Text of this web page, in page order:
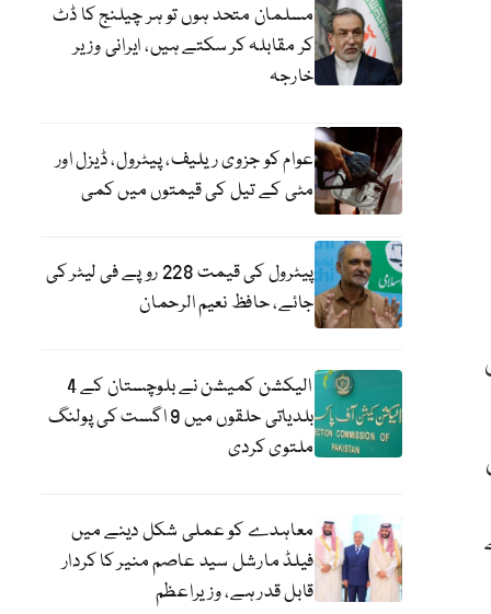
مسلمان متحد ہوں تو ہر چیلنج کا ڈٹ
کر مقابلہ کر سکتے ہیں، ایرانی وزیر
خارجہ
عوام کو جزوی ریلیف، پیٹرول، ڈیزل اور
مٹی کے تیل کی قیمتوں میں کمی
پیٹرول کی قیمت 228 روپے فی لیٹر کی
جائے، حافظ نعیم الرحمان
الیکشن کمیشن نے بلوچستان کے 4
بلدیاتی حلقوں میں 9 اگست کی پولنگ
ملتوی کردی
معاہدے کو عملی شکل دینے میں
فیلڈ مارشل سید عاصم منیر کا کردار
قابل قدر ہے، وزیراعظم